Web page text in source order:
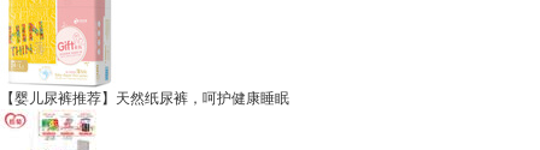
【婴儿尿裤推荐】天然纸尿裤，呵护健康睡眠